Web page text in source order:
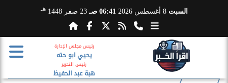
السبت 8 أغسطس 2026 06:41 صـ 23 صفر 1448 هـ
رئيس مجلس الإدارة
يحيي ابو حته
رئيس التحرير
هبة عبد الحفيظ